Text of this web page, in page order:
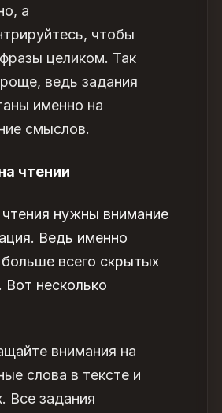
а
чтобы
целиком. Так
ведь задания
именно на
смыслов.
чтении
чтения нужны внимание
Ведь именно
всего скрытых
несколько
внимания на
слова в тексте и
Все задания